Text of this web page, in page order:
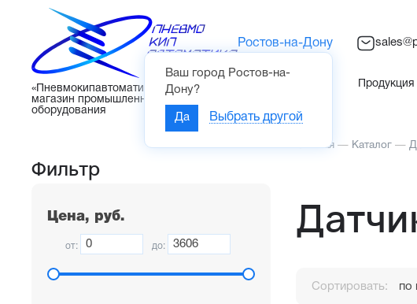
«Пневмокипавтоматика» – интернет-
магазин промышленного
оборудования
Ростов-на-Дону
Ваш город Ростов-на-
Дону?
Да Выбрать другой
Фильтр
Цена, руб.
от: до:
Главная — Каталог —
Сортировать: по